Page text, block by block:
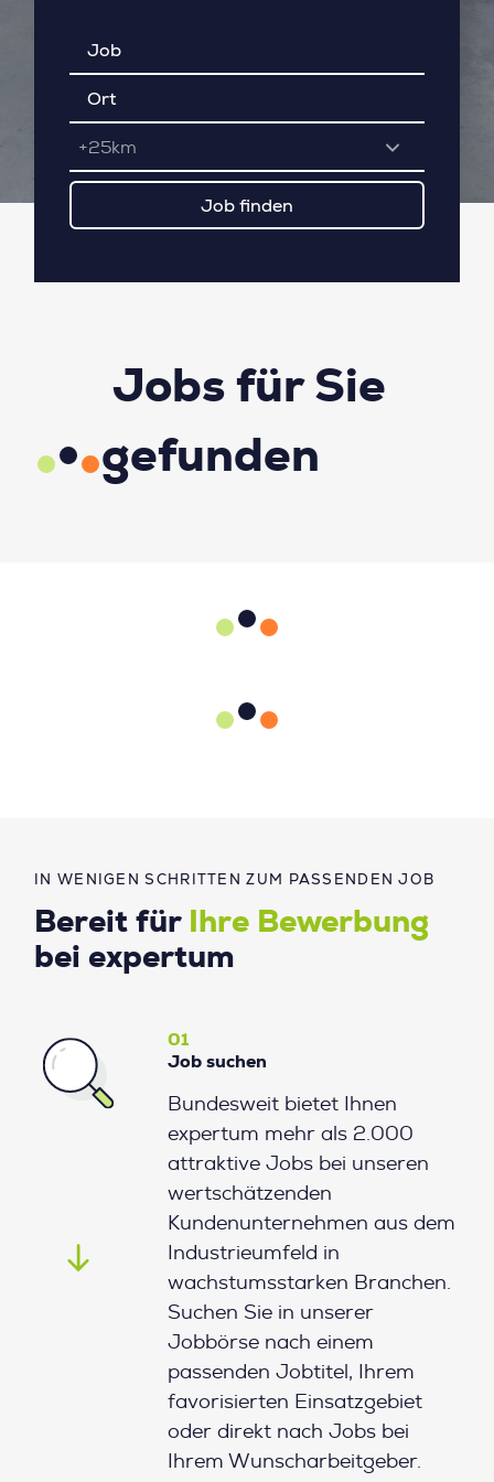
+25km
IN WENIGEN SCHRITTEN ZUM PASSENDEN JOB
Bereit für
Ihre Bewerbung
bei expertum
01
Job suchen
Bundesweit bietet Ihnen
expertum mehr als 2.000
attraktive Jobs bei unseren
wertschätzenden
Kundenunternehmen aus dem
Industrieumfeld in
wachstumsstarken Branchen.
Suchen Sie in unserer
Jobbörse nach einem
passenden Jobtitel, Ihrem
favorisierten Einsatzgebiet
oder direkt nach Jobs bei
Ihrem Wunscharbeitgeber.